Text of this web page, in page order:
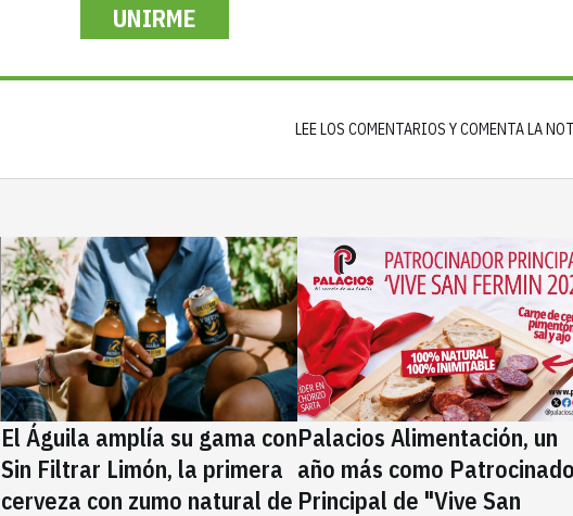
UNIRME
LEE LOS COMENTARIOS Y COMENTA LA
El Águila amplía su gama con
Sin Filtrar Limón, la primera
cerveza con zumo natural de
Palacios Alimentación, un
año más como
Principal de "Vive San